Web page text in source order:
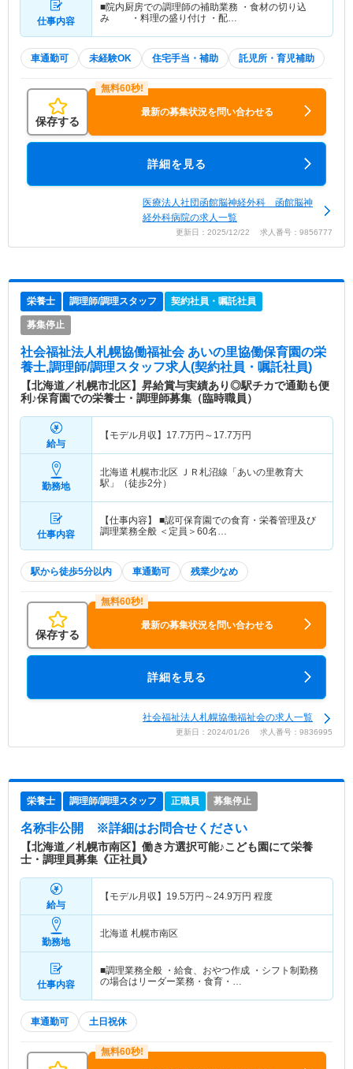
仕事内容
■院内厨房での調理師の補助業務 ・食材の切り込
み ・料理の盛り付け ・配…
車通勤可 未経験OK 住宅手当・補助 託児所・育児補助
保存する
最新の募集状況を問い合わせる
詳細を見る
医療法人社団函館脳神経外科 函館脳神
経外科病院の求人一覧
更新日：2025/12/22 求人番号：9856777
栄養士 調理師/調理スタッフ 契約社員・嘱託社員
募集停止
社会福祉法人札幌協働福祉会 あいの里協働保育園の栄
養士,調理師/調理スタッフ求人(契約社員・嘱託社員)
【北海道／札幌市北区】昇給賞与実績あり◎駅チカで通勤も便
利♪保育園での栄養士・調理師募集（臨時職員）
給与
【モデル月収】 17.7万円～ 17.7万円
勤務地
北海道 札幌市北区 ＪＲ札沼線「あいの里教育大
駅」（徒歩2分）
仕事内容
【仕事内容】 ■認可保育園での食育・栄養管理及び
調理業務全般 ＜定員＞60名…
駅から徒歩5分以内 車通勤可 残業少なめ
保存する
最新の募集状況を問い合わせる
詳細を見る
社会福祉法人札幌協働福祉会の求人一覧
更新日：2024/01/26 求人番号：9836995
栄養士 調理師/調理スタッフ 正職員 募集停止
名称非公開 ※詳細はお問合せください
【北海道／札幌市南区】働き方選択可能♪こども園にて栄養
士・調理員募集《正社員》
給与
【モデル月収】 19.5万円～24.9万円 程度
勤務地
北海道 札幌市南区
仕事内容
■調理業務全般 ・給食、おやつ作成 ・シフト制勤務
の場合はリーダー業務・食育・…
車通勤可 土日祝休